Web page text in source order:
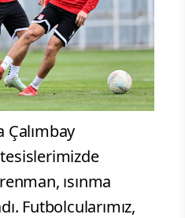
Çalımbay
ısınma
Futbolcularımız,